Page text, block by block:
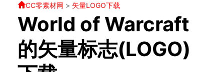
CC零素材网 > 矢量LOGO下载
World of Warcraft
的矢量标志(LOGO)